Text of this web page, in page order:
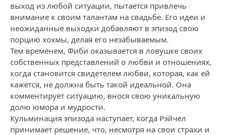
выход из любой ситуации, пытается привлечь
внимание к своим талантам на свадьбе. Его идеи и
неожиданные выходки добавляют в эпизод свою
порцию хохмы, делая его незабываемым.
Тем временем, Фиби оказывается в ловушке своих
собственных представлений о любви и отношениях,
когда становится свидетелем любви, которая, как ей
кажется, не должна быть такой идеальной. Она
комментирует ситуацию, внося свою уникальную
долю юмора и мудрости.
Кульминация эпизода наступает, когда Рэйчел
принимает решение, что, несмотря на свои страхи и